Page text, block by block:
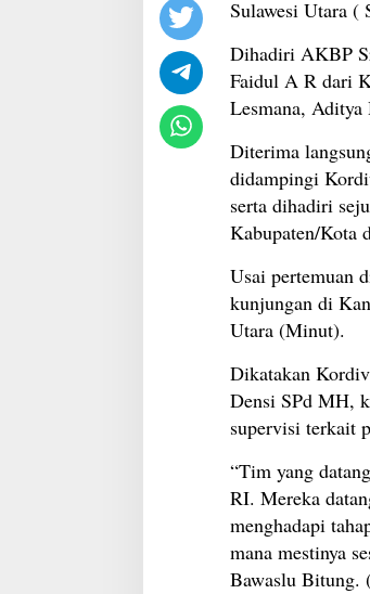
Sulawesi Utara (
Dihadiri AKBP
Faidul A R dari
Lesmana, Aditya
Diterima
didampingi
serta dihadiri
Kabupaten/Kota
Usai pertemuan
kunjungan di
Utara (Minut).
Dikatakan
Densi SPd MH,
supervisi terkait
“Tim yang
RI. Mereka
menghadapi
mana mestinya
Bawaslu Bitung.